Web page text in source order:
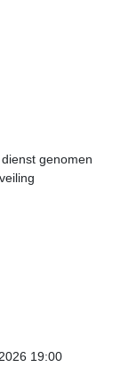
genomen
19:00